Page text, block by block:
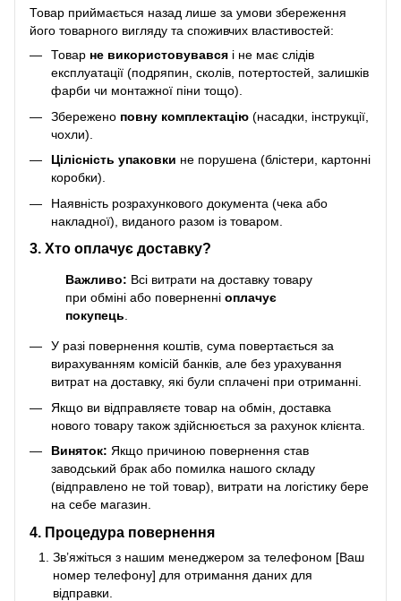
Товар приймається назад лише за умови збереження
його товарного вигляду та споживчих властивостей:
Товар не використовувався і не має слідів
експлуатації (подряпин, сколів, потертостей, залишків
фарби чи монтажної піни тощо).
Збережено повну комплектацію (насадки, інструкції,
чохли).
Цілісність упаковки не порушена (блістери, картонні
коробки).
Наявність розрахункового документа (чека або
накладної), виданого разом із товаром.
3. Хто оплачує доставку?
Важливо: Всі витрати на доставку товару
при обміні або поверненні оплачує
покупець.
У разі повернення коштів, сума повертається за
вирахуванням комісій банків, але без урахування
витрат на доставку, які були сплачені при отриманні.
Якщо ви відправляєте товар на обмін, доставка
нового товару також здійснюється за рахунок клієнта.
Виняток: Якщо причиною повернення став
заводський брак або помилка нашого складу
(відправлено не той товар), витрати на логістику бере
на себе магазин.
4. Процедура повернення
Зв’яжіться з нашим менеджером за телефоном [Ваш
номер телефону] для отримання даних для
відправки.